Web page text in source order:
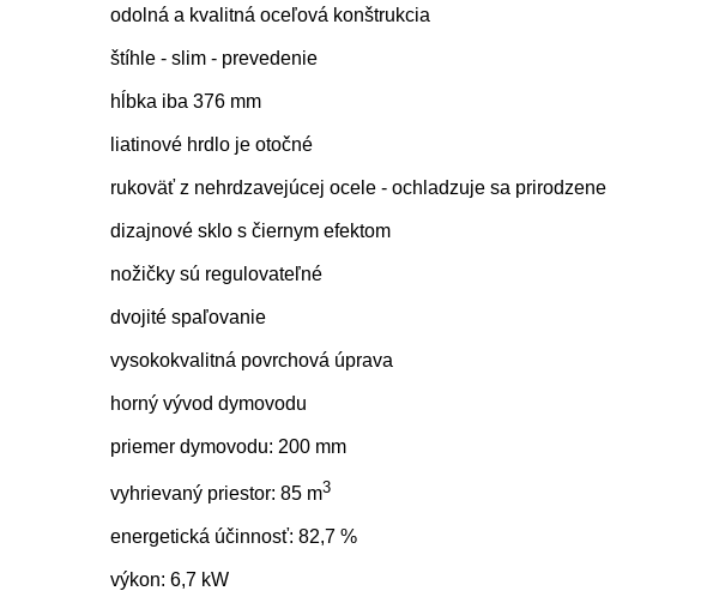
odolná a kvalitná oceľová konštrukcia
štíhle - slim - prevedenie
hĺbka iba 376 mm
liatinové hrdlo je otočné
rukoväť z nehrdzavejúcej ocele - ochladzuje sa prirodzene
dizajnové sklo s čiernym efektom
nožičky sú regulovateľné
dvojité spaľovanie
vysokokvalitná povrchová úprava
horný vývod dymovodu
priemer dymovodu: 200 mm
vyhrievaný priestor: 85 m3
energetická účinnosť: 82,7 %
výkon: 6,7 kW